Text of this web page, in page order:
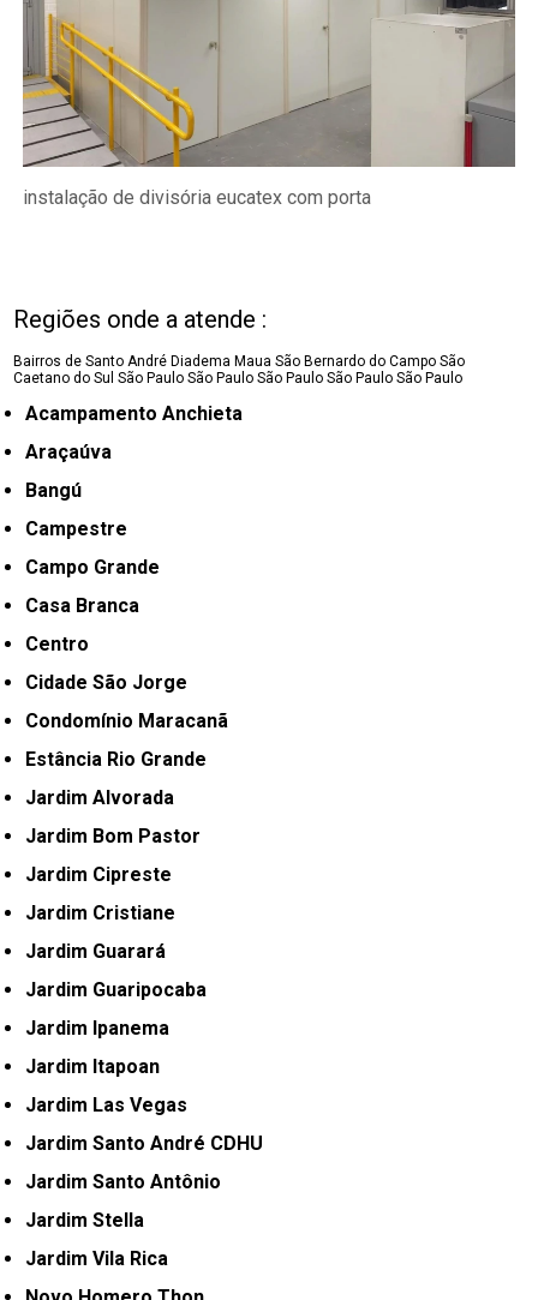
instalação de divisória eucatex com porta
Regiões onde a atende :
Bairros de Santo André Diadema Maua São Bernardo do Campo São
Caetano do SulSão Paulo São Paulo São Paulo São Paulo São Paulo
Acampamento Anchieta
Araçaúva
Bangú
Campestre
Campo Grande
Casa Branca
Centro
Cidade São Jorge
Condomínio Maracanã
Estância Rio Grande
Jardim Alvorada
Jardim Bom Pastor
Jardim Cipreste
Jardim Cristiane
Jardim Guarará
Jardim Guaripocaba
Jardim Ipanema
Jardim Itapoan
Jardim Las Vegas
Jardim Santo André CDHU
Jardim Santo Antônio
Jardim Stella
Jardim Vila Rica